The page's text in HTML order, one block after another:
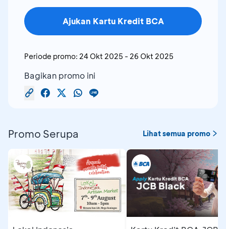
Ajukan Kartu Kredit BCA
Periode promo: 24 Okt 2025 - 26 Okt 2025
Bagikan promo ini
Promo Serupa Lihat semua promo